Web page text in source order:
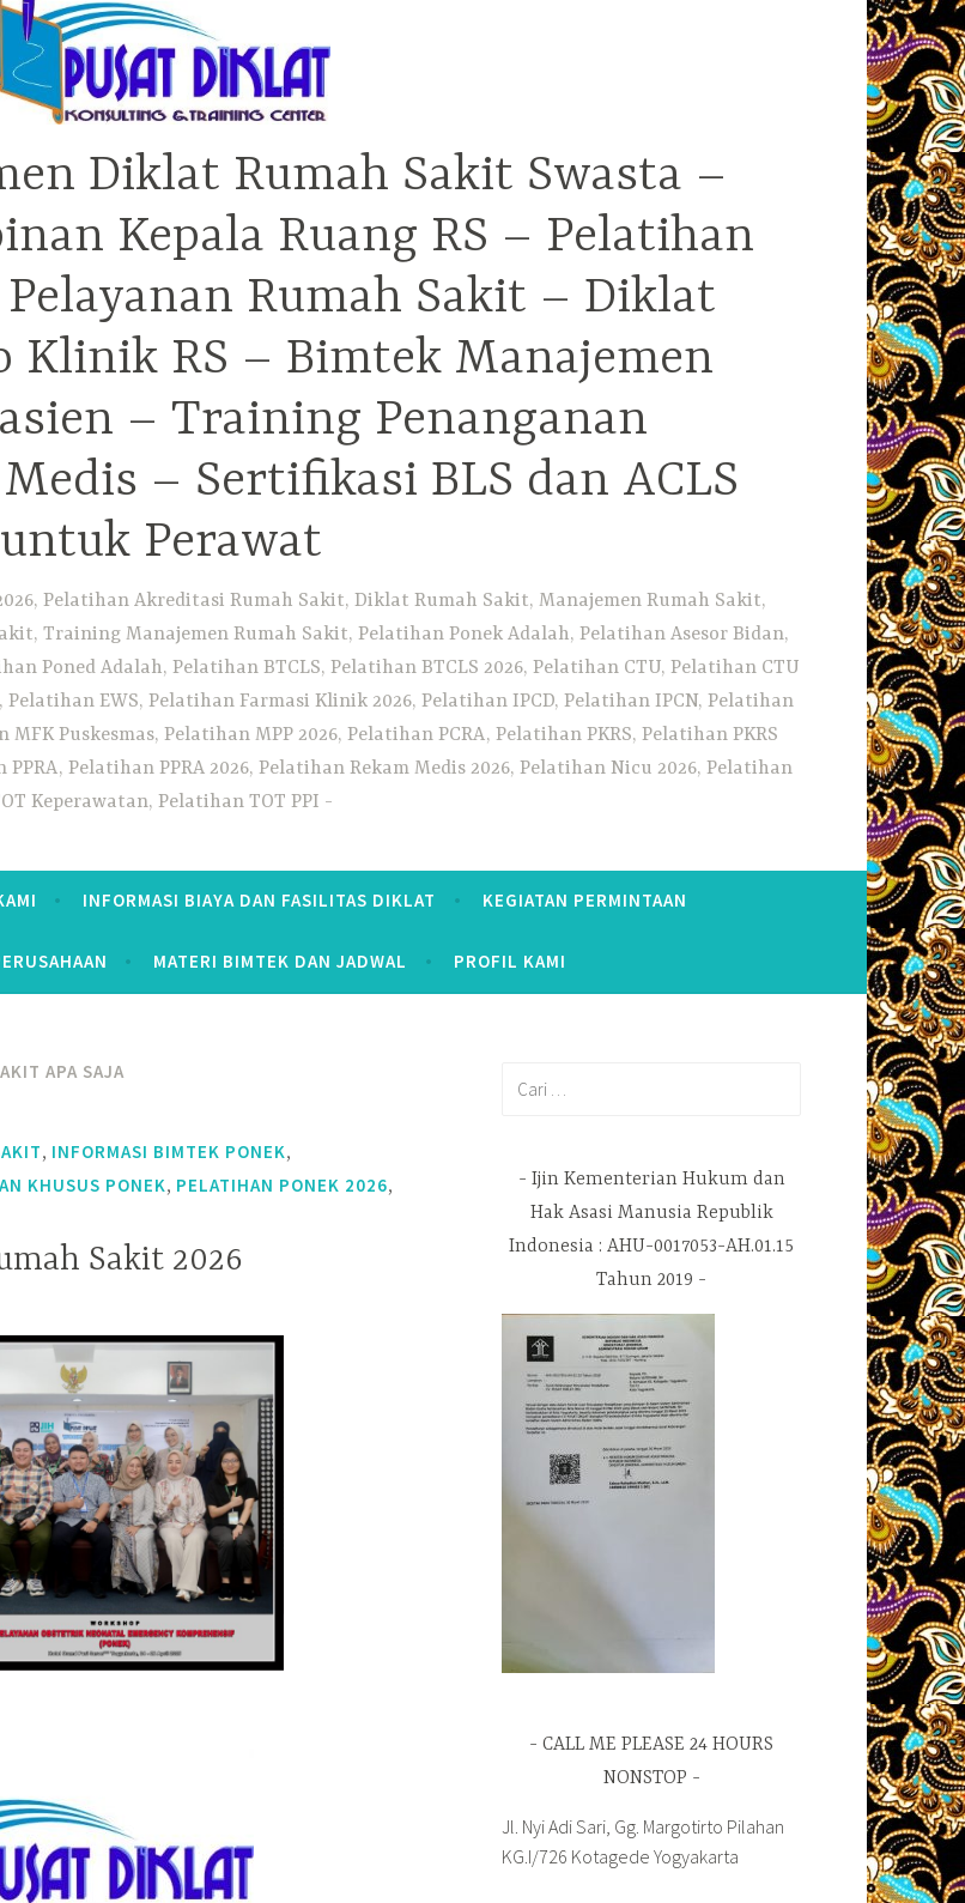
Diklat Rumah Sakit Swasta –
Kepala Ruang RS – Pelatihan
Rumah Sakit – Diklat
Klinik RS – Bimtek Manajemen
– Training Penanganan
– Sertifikasi BLS dan ACLS
untuk Perawat
Pelatihan Akreditasi Rumah Sakit, Diklat Rumah Sakit, Manajemen Rumah Sakit,
Training Manajemen Rumah Sakit, Pelatihan Ponek Adalah, Pelatihan Asesor Bidan,
Poned Adalah, Pelatihan BTCLS, Pelatihan BTCLS 2026, Pelatihan CTU, Pelatihan CTU
Pelatihan EWS, Pelatihan Farmasi Klinik 2026, Pelatihan IPCD, Pelatihan IPCN, Pelatihan
Puskesmas, Pelatihan MPP 2026, Pelatihan PCRA, Pelatihan PKRS, Pelatihan PKRS
Pelatihan PPRA 2026, Pelatihan Rekam Medis 2026, Pelatihan Nicu 2026, Pelatihan
Keperawatan, Pelatihan TOT PPI
INFORMASI BIAYA DAN FASILITAS DIKLAT KEGIATAN PERMINTAAN
MATERI BIMTEK DAN JADWAL PROFIL KAMI
APA SAJA
, INFORMASI BIMTEK PONEK,
KHUSUS PONEK, PELATIHAN PONEK 2026,
Sakit 2026
Ijin Kementerian Hukum dan
Hak Asasi Manusia Republik
Indonesia : AHU-0017053-AH.01.15
Tahun 2019
CALL ME PLEASE 24 HOURS
NONSTOP
Jl. Nyi Adi Sari, Gg. Margotirto Pilahan
KG.I/726 Kotagede Yogyakarta